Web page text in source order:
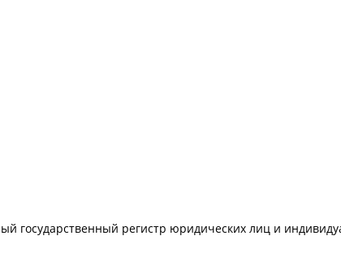
государственный регистр юридических лиц и